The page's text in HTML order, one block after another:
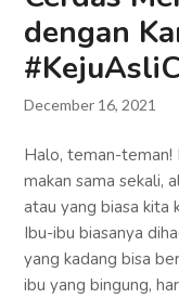
dengan
December 16, 2021
Halo, teman-teman!
makan sama sekali,
atau yang biasa kita
Ibu-ibu biasanya
yang kadang bisa
ibu yang bingung,